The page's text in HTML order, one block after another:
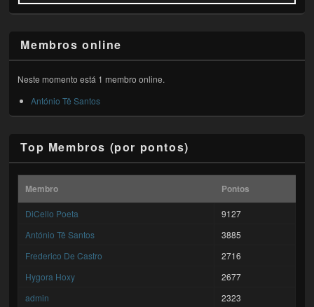
Membros online
Neste momento está 1 membro online.
António Tê Santos
Top Membros (por pontos)
Membro Pontos
DiCello Poeta
9127
António Tê Santos
3885
Frederico De Castro
2716
Hygora Hoxy
2677
admin
2323